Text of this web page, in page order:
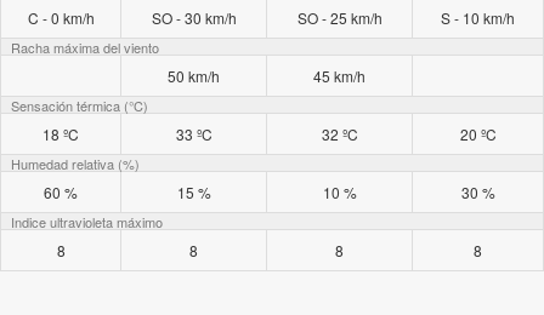
C - 0 km/h SO - 30 km/h SO - 25 km/h S - 10 km/h
Racha máxima del viento
50 km/h 45 km/h
Sensación térmica (°C)
18 ºC 33 ºC 32 ºC 20 ºC
Humedad relativa (%)
60 % 15 % 10 % 30 %
Indice ultravioleta máximo
8 8 8 8